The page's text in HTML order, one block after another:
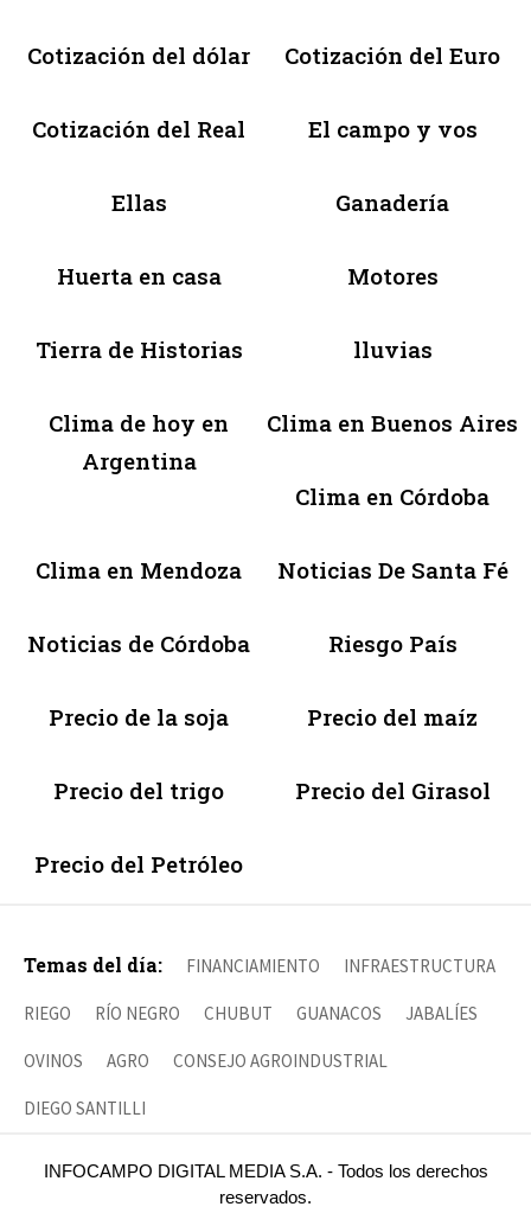
Cotización del dólar Cotización del Euro
Cotización del Real El campo y vos
Ellas Ganadería
Huerta en casa Motores
Tierra de Historias lluvias
Clima de hoy en
Argentina
Clima en Buenos Aires
Clima en Córdoba
Clima en Mendoza Noticias De Santa Fé
Noticias de Córdoba Riesgo País
Precio de la soja Precio del maíz
Precio del trigo Precio del Girasol
Precio del Petróleo
Temas del día: FINANCIAMIENTO INFRAESTRUCTURA
RIEGO RÍO NEGRO CHUBUT GUANACOS JABALÍES
OVINOS AGRO CONSEJO AGROINDUSTRIAL
DIEGO SANTILLI
INFOCAMPO DIGITAL MEDIA S.A. - Todos los derechos
reservados.